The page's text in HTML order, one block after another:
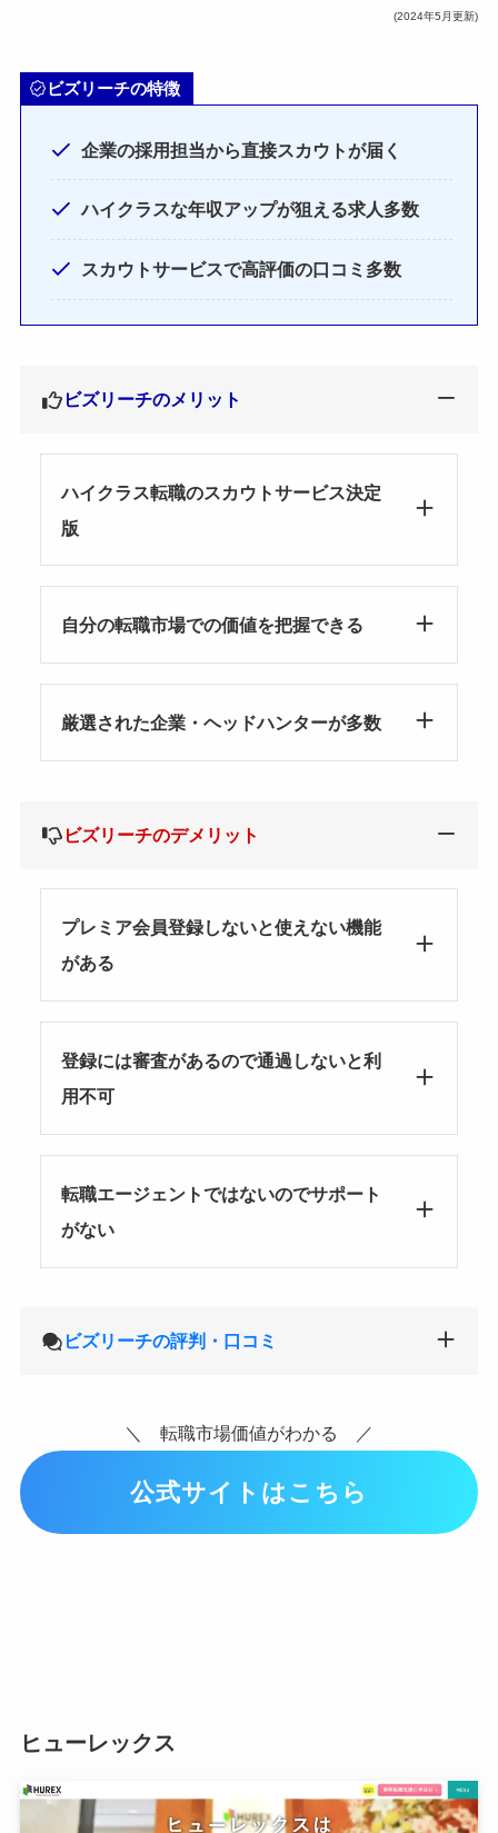
(2024年5月更新)
ビズリーチの特徴
企業の採用担当から直接スカウトが届く
ハイクラスな年収アップが狙える求人多数
スカウトサービスで高評価の口コミ多数
ビズリーチのメリット
ハイクラス転職のスカウトサービス決定
版
自分の転職市場での価値を把握できる
厳選された企業・ヘッドハンターが多数
ビズリーチのデメリット
プレミア会員登録しないと使えない機能
がある
登録には審査があるので通過しないと利
用不可
転職エージェントではないのでサポート
がない
ビズリーチの評判・口コミ
＼ 転職市場価値がわかる ／
公式サイトはこちら
ヒューレックス